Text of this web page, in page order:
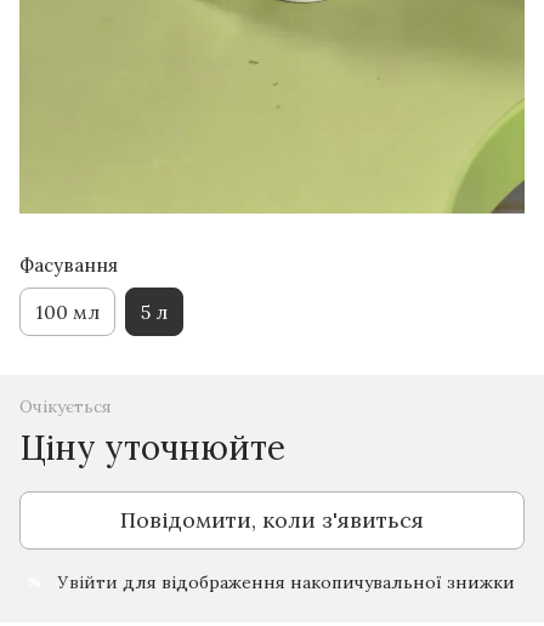
Фасування
100 мл 5 л
Очікується
Ціну уточнюйте
Повідомити, коли з'явиться
Увійти для відображення накопичувальної знижки